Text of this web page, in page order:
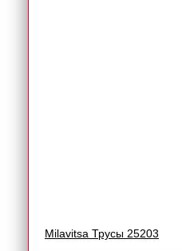
Milavitsa Трусы 25203